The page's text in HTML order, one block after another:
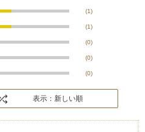
(1)
(1)
(0)
(0)
(0)
表示：新しい順